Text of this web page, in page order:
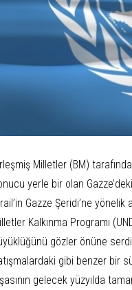
Milletler (BM)
yerle bir olan
Gazze Şeridi’ne yönelik
Kalkınma Programı
gözler önüne
gibi benzer bir
gelecek yüzyılda